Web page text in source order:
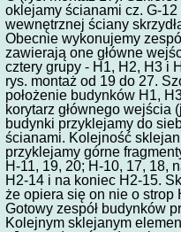
oklejamy ścianami cz. G-
wewnętrznej ściany
Obecnie wykonujemy
zawierają one główne
cztery grupy - H1, H2, H3 i
rys. montaż od 19 do 27.
położenie budynków H1,
korytarz głównego wejścia
budynki przyklejamy do
ścianami. Kolejność
przyklejamy górne
H-11, 19, 20; H-10, 17, 18,
H2-14 i na koniec H2-15.
że opiera się on nie o strop
Gotowy zespół budynków
Kolejnym sklejanym